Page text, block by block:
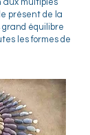
présent de la
équilibre
les formes de